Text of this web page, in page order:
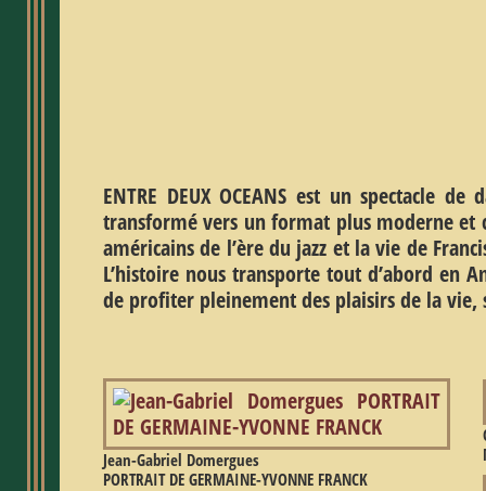
ENTRE DEUX OCEANS est un spectacle
transformé vers un format plus moderne et
américains de l’ère du jazz et la vie de
L’histoire nous transporte tout d’abord en
de profiter pleinement des plaisirs de la vie,
Jean-Gabriel Domergues
PORTRAIT DE GERMAINE-YVONNE FRANCK